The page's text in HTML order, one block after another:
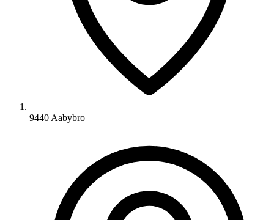
9440 Aabybro